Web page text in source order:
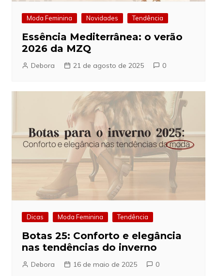
Moda Feminina Novidades Tendência
Essência Mediterrânea: o verão
2026 da MZQ
Debora 21 de agosto de 2025 0
Dicas Moda Feminina Tendência
Botas 25: Conforto e elegância
nas tendências do inverno
Debora 16 de maio de 2025 0